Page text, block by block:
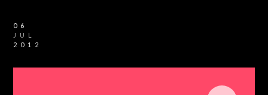
06
JUL
2012